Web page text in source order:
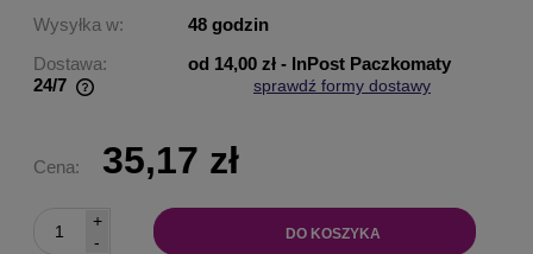
Wysyłka w:
48 godzin
Dostawa:
od 14,00 zł - InPost Paczkomaty
24/7
sprawdź formy dostawy
Cena: 35,17 zł
-
+
DO KOSZYKA